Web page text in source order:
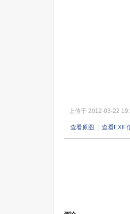
上传于 2012-03-22
查看原图 查看EXIF